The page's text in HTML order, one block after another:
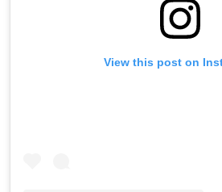
View this post on